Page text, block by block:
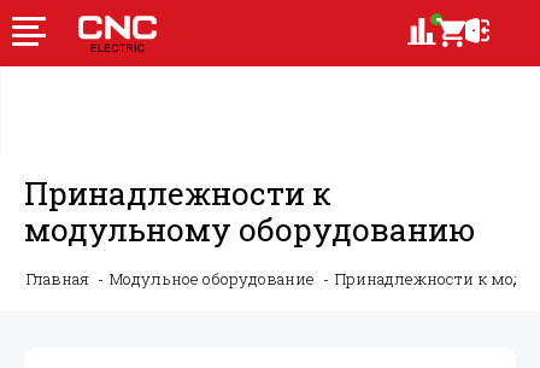
Принадлежности к
модульному оборудованию
Главная Модульное оборудование Принадлежности к